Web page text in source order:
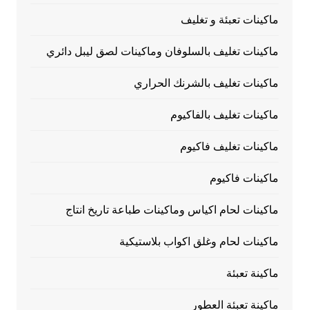
ماكينات تعبئة و تغليف
ماكينات تغليف بالسلوفان وماكينات لصق ليبل دائري
ماكينات تغليف بالشرنك الحراري
ماكينات تغليف بالفاكيوم
ماكينات تغليف فاكيوم
ماكينات فاكيوم
ماكينات لحام اكياس وماكينات طباعة تاريخ انتاج
ماكينات لحام وغلق اكواب بلاستيكية
ماكينة تعبئة
ماكينة تعبئة العطور